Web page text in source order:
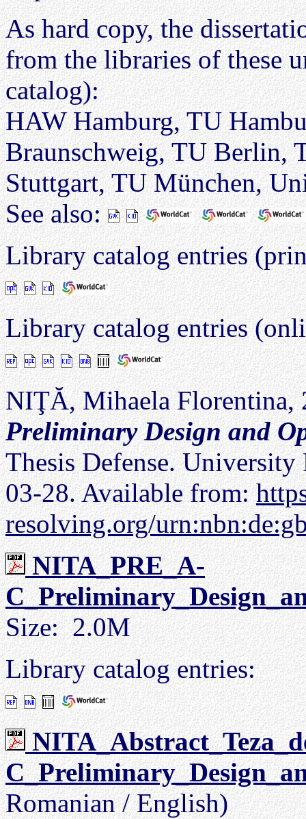
As hard copy, the
from the libraries of these
catalog):
HAW Hamburg, TU
Braunschweig, TU Berlin,
Stuttgart, TU München,
See also:
Library catalog entries
Library catalog entries
NIŢĂ, Mihaela Florentina,
Preliminary Design and
Thesis Defense.
03-28. Available from:
resolving.org/
NITA_PRE_A-
Size: 2.0M
Library catalog entries:
Romanian / English)